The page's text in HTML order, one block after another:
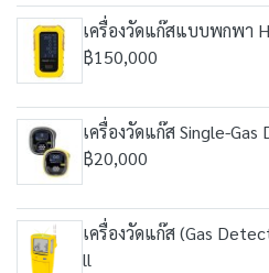
เครื่องวัดแก๊สแบบพกพา
฿150,000
เครื่องวัดแก๊ส Single-
฿20,000
เครื่องวัดแก๊ส (Gas
ll